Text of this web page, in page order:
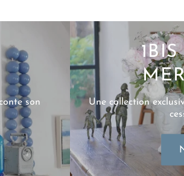
1BIS RUE
Une collection exclusive, élégante et
cesse renouvelée
Nouveautés